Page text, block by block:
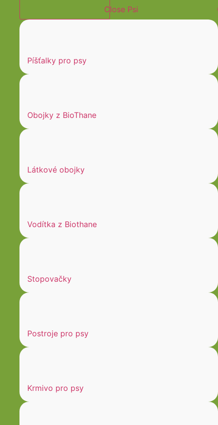
Close Psi
Píšťalky pro psy
Obojky z BioThane
Látkové obojky
Vodítka z Biothane
Stopovačky
Postroje pro psy
Krmivo pro psy